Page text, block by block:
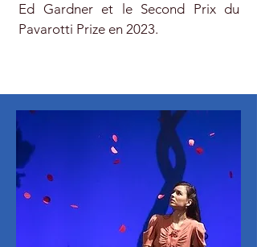
Ed Gardner et le Second Prix du
Pavarotti Prize en 2023.